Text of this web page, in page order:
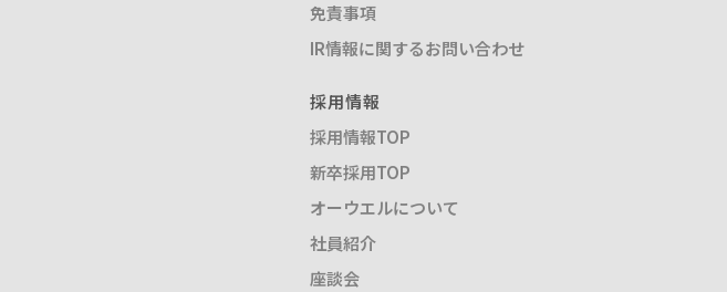
免責事項
IR情報に関するお問い合わせ
採用情報
採用情報TOP
新卒採用TOP
オーウエルについて
社員紹介
座談会